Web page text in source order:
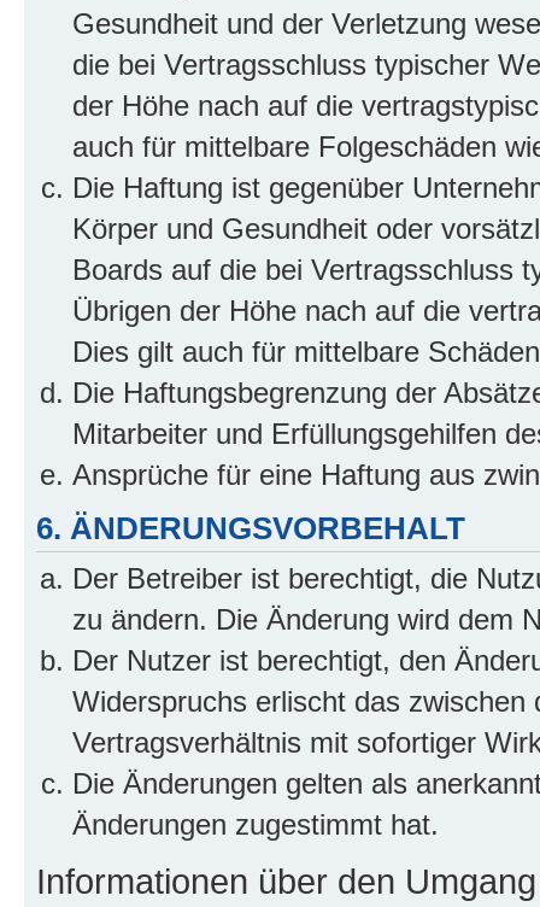
Gesundheit und der Verletzung
die bei Vertragsschluss typischer
der Höhe nach auf die
auch für mittelbare Folgeschäden
Die Haftung ist gegenüber
Körper und Gesundheit oder
Boards auf die bei Vertragsschluss
Übrigen der Höhe nach auf die
Dies gilt auch für mittelbare
Die Haftungsbegrenzung der
Mitarbeiter und Erfüllungsgehilfen
Ansprüche für eine Haftung aus
6. ÄNDERUNGSVORBEHALT
Der Betreiber ist berechtigt, die
zu ändern. Die Änderung wird dem
Der Nutzer ist berechtigt, den
Widerspruchs erlischt das
Vertragsverhältnis mit sofortiger
Die Änderungen gelten als
Änderungen zugestimmt hat.
Informationen über den